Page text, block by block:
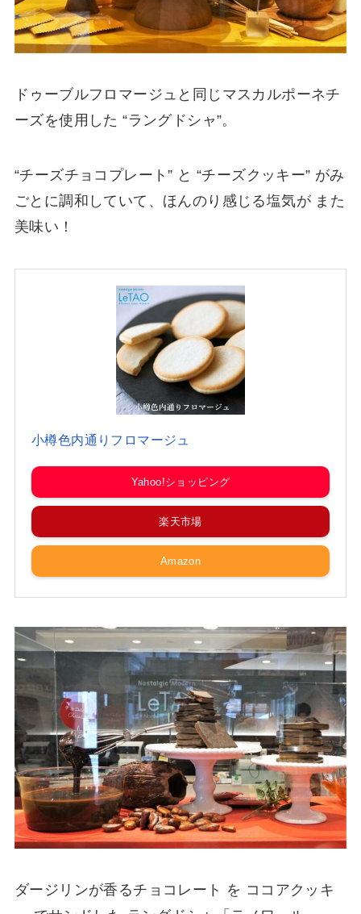
ドゥーブルフロマージュと同じマスカルポーネチ
ーズを使用した “ラングドシャ”。
“チーズチョコプレート” と “チーズクッキー” がみ
ごとに調和していて、ほんのり感じる塩気が また
美味い！
小樽色内通りフロマージュ
Yahoo!ショッピング
楽天市場
Amazon
ダージリンが香るチョコレート を ココアクッキ